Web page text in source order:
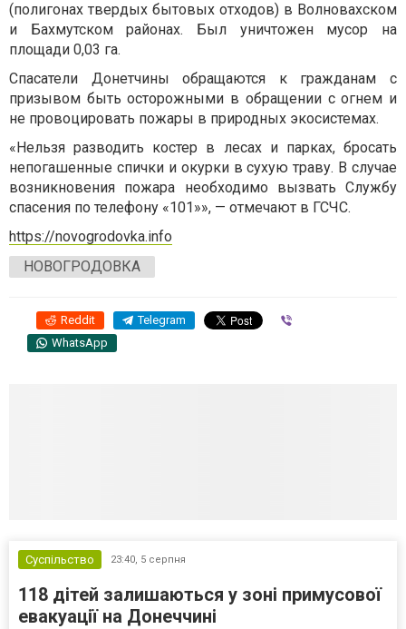
(полигонах твердых бытовых отходов) в Волновахском
и Бахмутском районах. Был уничтожен мусор на
площади 0,03 га.
Спасатели Донетчины обращаются к гражданам с
призывом быть осторожными в обращении с огнем и
не провоцировать пожары в природных экосистемах.
«Нельзя разводить костер в лесах и парках, бросать
непогашенные спички и окурки в сухую траву. В случае
возникновения пожара необходимо вызвать Службу
спасения по телефону «101»», — отмечают в ГСЧС.
https://novogrodovka.info
НОВОГРОДОВКА
Reddit Telegram
WhatsApp
Суспільство 23:40, 5 серпня
118 дітей залишаються у зоні примусової
евакуації на Донеччині